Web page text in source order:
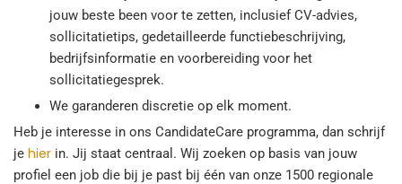
jouw beste been voor te zetten, inclusief CV-advies,
sollicitatietips, gedetailleerde functiebeschrijving,
bedrijfsinformatie en voorbereiding voor het
sollicitatiegesprek.
We garanderen discretie op elk moment.
Heb je interesse in ons CandidateCare programma, dan schrijf
je hier in. Jij staat centraal. Wij zoeken op basis van jouw
profiel een job die bij je past bij één van onze 1500 regionale